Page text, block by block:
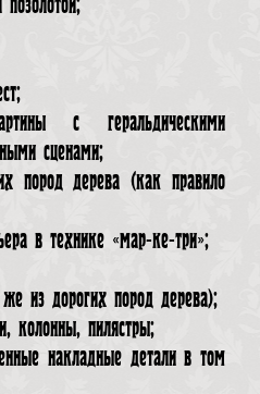
позолотой;
с геральдическими
сценами;
пород дерева (как правило
в технике «мар-ке-три»;
из дорогих пород дерева);
колонны, пилястры;
накладные детали в том